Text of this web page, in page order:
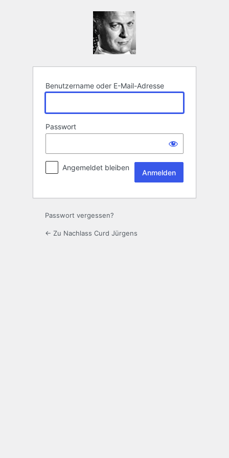
Benutzername oder E-Mail-Adresse
Passwort
Angemeldet bleiben
Passwort vergessen?
← Zu Nachlass Curd Jürgens